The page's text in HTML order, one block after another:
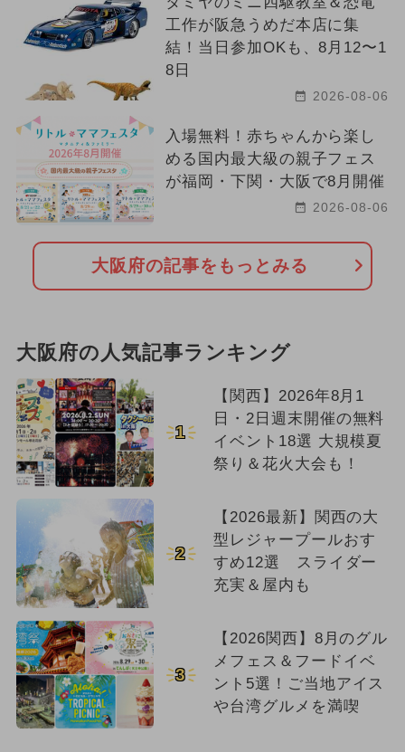
工作が阪急うめだ本店に集
結！当日参加OKも、8月12〜1
8日
2026-08-06
入場無料！赤ちゃんから楽し
める国内最大級の親子フェス
が福岡・下関・大阪で8月開催
2026-08-06
大阪府の記事をもっとみる
大阪府の人気記事ランキング
1
【関西】2026年8月1
日・2日週末開催の無料
イベント18選 大規模夏
祭り＆花火大会も！
2
【2026最新】関西の大
型レジャープールおす
すめ12選 スライダー
充実＆屋内も
3
【2026関西】8月のグル
メフェス＆フードイベ
ント5選！ご当地アイス
や台湾グルメを満喫